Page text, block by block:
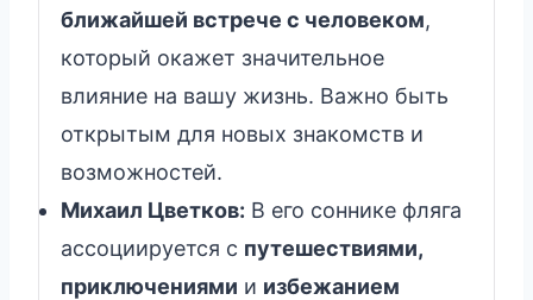
ближайшей встрече с человеком,
который окажет значительное
влияние на вашу жизнь. Важно быть
открытым для новых знакомств и
возможностей.
Михаил Цветков: В его соннике фляга
ассоциируется с путешествиями,
приключениями и избежанием